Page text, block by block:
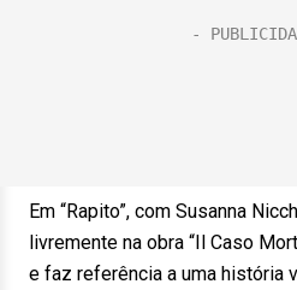
Em “Rapito”, com Susanna
livremente na obra “Il Caso
e faz referência a uma história